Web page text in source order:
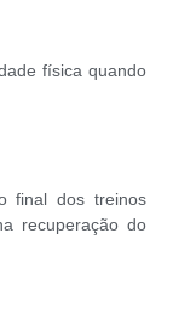
física quando
final dos treinos
recuperação do